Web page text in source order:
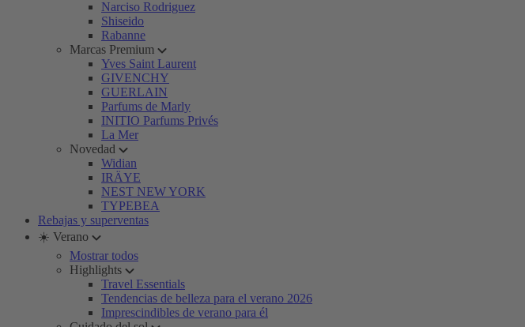
Narciso Rodriguez
Shiseido
Rabanne
Marcas Premium
Yves Saint Laurent
GIVENCHY
GUERLAIN
Parfums de Marly
INITIO Parfums Privés
La Mer
Novedad
Widian
IRÄYE
NEST NEW YORK
TYPEBEA
Rebajas y superventas
☀️ Verano
Mostrar todos
Highlights
Travel Essentials
Tendencias de belleza para el verano 2026
Imprescindibles de verano para él